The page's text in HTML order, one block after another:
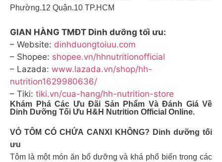
Phường.12 Quận.10 TP.HCM
GIAN HÀNG TMĐT Dinh dưỡng tối ưu:
– Website: dinhduongtoiuu.com
– Shopee: shopee.vn/hhnutritionofficial
– Lazada: www.lazada.vn/shop/hh-
nutrition1629980636/
– Tiki: tiki.vn/cua-hang/hh-nutrition-store
Khám Phá Các Ưu Đãi Sản Phẩm Và Đánh Giá Về
Dinh Dưỡng Tối Ưu H&H Nutrition Official Online.
VỎ TÔM CÓ CHỨA CANXI KHÔNG? Dinh dưỡng tối
ưu
Tôm là một món ăn bổ dưỡng và khá phổ biến trong các